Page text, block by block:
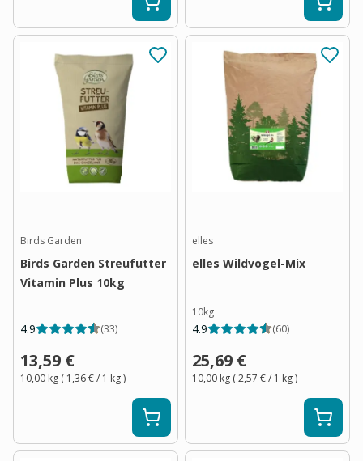
Birds Garden
Birds Garden Streufutter
Vitamin Plus 10kg
4.9 (33)
13,59 €
10,00 kg ( 1,36 €/ 1 kg)
elles
elles Wildvogel-Mix
10kg
4.9 (60)
25,69 €
10,00 kg (2,57 €/ 1 kg)